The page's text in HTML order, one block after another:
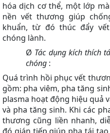
hóa dịch cơ thể, một lớp
nền vết thương giúp
khuẩn, từ đó thúc đẩy
chóng lành.
Ø Tác dụng kích thích
chóng :
Quá trình hồi phục vết
gồm: pha viêm, pha tăng
plasma hoạt động hiệu quả
và pha tăng sinh. Khi các
thương cũng liền nhanh,